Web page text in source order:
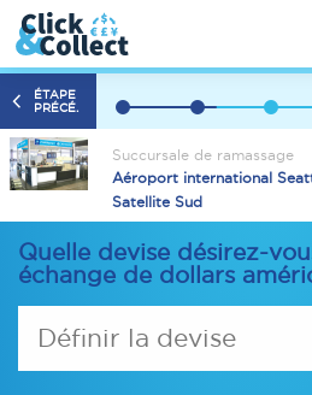
ÉTAPE
PRÉCÉ.
Succursale de ramassage
Aéroport international
Satellite Sud
Quelle devise désirez-
échange de dollars
Définir la devise